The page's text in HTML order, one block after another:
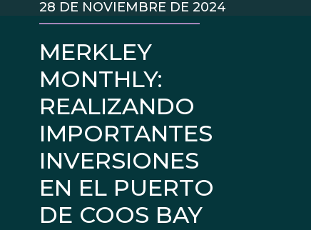
MERKLEY
MONTHLY:
REALIZANDO
IMPORTANTES
INVERSIONES
EN EL PUERTO
DE COOS BAY
28 DE NOVIEMBRE DE 2024